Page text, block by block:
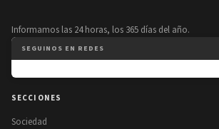
Informamos las 24 horas, los 365 días del año.
SEGUINOS EN REDES
SECCIONES
Sociedad